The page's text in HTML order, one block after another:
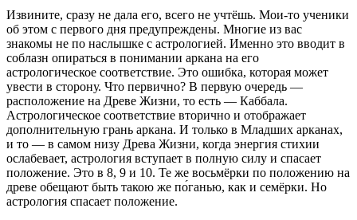
Извините, сразу не дала его, всего не учтёшь. Мои-то ученики
об этом с первого дня предупреждены. Многие из вас
знакомы не по наслышке с астрологией. Именно это вводит в
соблазн опираться в понимании аркана на его
астрологическое соответствие. Это ошибка, которая может
увести в сторону. Что первично? В первую очередь —
расположение на Древе Жизни, то есть — Каббала.
Астрологическое соответствие вторично и отображает
дополнительную грань аркана. И только в Младших арканах,
и то — в самом низу Древа Жизни, когда энергия стихии
ослабевает, астрология вступает в полную силу и спасает
положение. Это в 8, 9 и 10. Те же восьмёрки по положению на
древе обещают быть такою же по́ганью, как и семёрки. Но
астрология спасает положение.